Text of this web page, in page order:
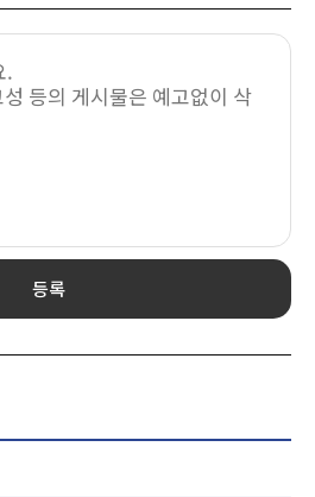
등록